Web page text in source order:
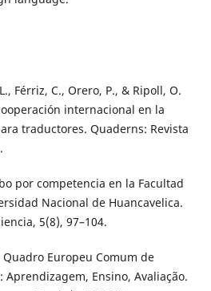
Férriz, C., Orero, P., & Ripoll, O.
internacional en la
traductores. Quaderns: Revista
por competencia en la Facultad
Nacional de Huancavelica.
5(8), 97–104.
Quadro Europeu Comum de
Aprendizagem, Ensino, Avaliação.